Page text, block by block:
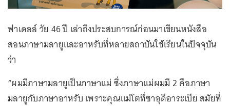
ฟาเดลล์ วัย 46 ปี เล่าถึงประสบการณ์ก่อนมาเขียนหนังสือ
สอนภาษามลายูและอาหรับที่หลายสถาบันใช้เรียนในปัจจุบัน
ว่า
“ผมมีภาษามลายูเป็นภาษาแม่ ซึ่งภาษาแม่ผมมี 2 คือภาษา
มลายูกับภาษาอาหรับ เพราะคุณแม่โตที่ซาอุดีอาระเบีย สมัยที่